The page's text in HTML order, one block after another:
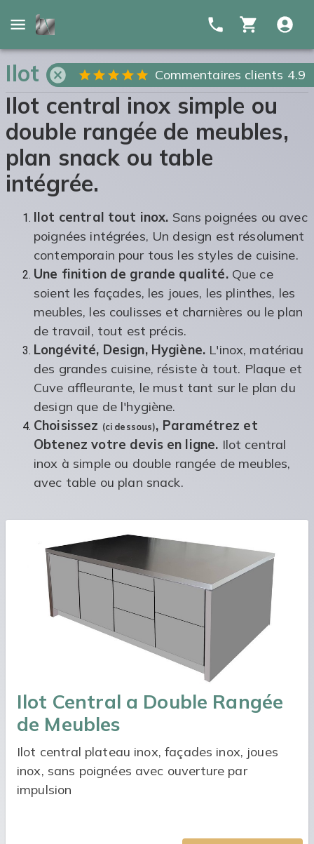
Commentaires clients 4.9
Ilot central inox
Ilot central inox simple ou
double rangée de meubles,
plan snack ou table
intégrée.
Ilot central tout inox. Sans poignées ou avec
poignées intégrées, Un design est résolument
contemporain pour tous les styles de cuisine.
Une finition de grande qualité.Que ce
soient les façades, les joues, les plinthes, les
meubles, les coulisses et charnières ou le plan
de travail, tout est précis.
Longévité, Design, Hygiène. L'inox, matériau
des grandes cuisine, résiste à tout. Plaque et
Cuve affleurante, le must tant sur le plan du
design que de l'hygiène.
Choisissez (ci dessous), Paramétrez et
Obtenez votre devis en ligne. Ilot central
inox à simple ou double rangée de meubles,
avec table ou plan snack.
Ilot Central a Double Rangée
de Meubles
Ilot central plateau inox, façades inox, joues
inox, sans poignées avec ouverture par
impulsion